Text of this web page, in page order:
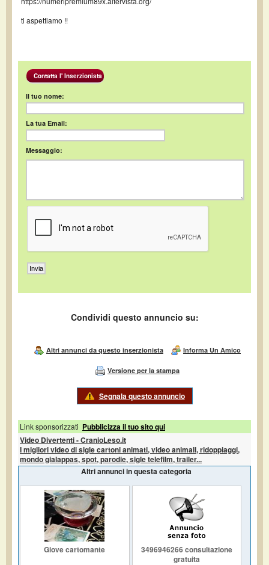
ti aspettiamo !!
Contatta l' Inserzionista
Il tuo nome:
La tua Email:
Messaggio:
Condividi questo annuncio su:
Altri annunci da questo inserzionista Informa Un Amico
Versione per la stampa
Segnala questo annuncio
Link sponsorizzati Pubblicizza il tuo sito qui
Video Divertenti - CranioLeso.it
I migliori video di sigle cartoni animati, video animali, ridoppiaggi,
mondo gialappas, spot, parodie, sigle telefilm, trailer...
Altri annunci in questa categoria
Giove cartomante
3496946266 consultazione
gratuita